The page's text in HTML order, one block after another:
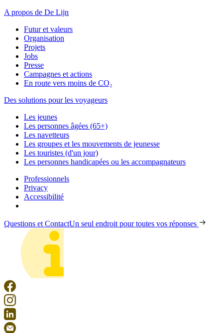
A propos de De Lijn
Futur et valeurs
Organisation
Projets
Jobs
Presse
Campagnes et actions
En route vers moins de CO₂
Des solutions pour les voyageurs
Les jeunes
Les personnes âgées (65+)
Les navetteurs
Les groupes et les mouvements de jeunesse
Les touristes (d'un jour)
Les personnes handicapées ou les accompagnateurs
Professionnels
Privacy
Accessibilité
Questions et ContactUn seul endroit pour toutes vos réponses